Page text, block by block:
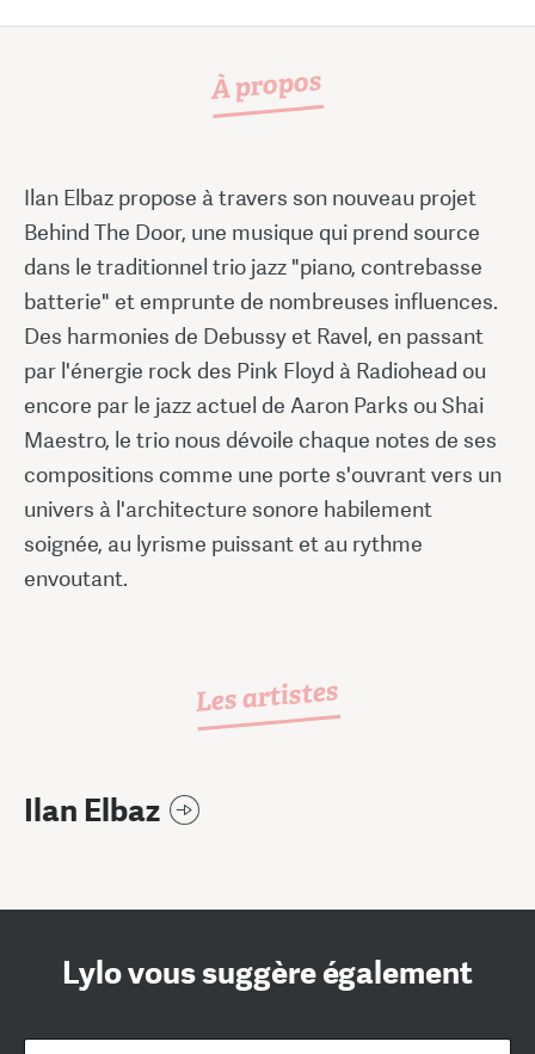
À propos
Ilan Elbaz propose à travers son nouveau projet
Behind The Door, une musique qui prend source
dans le traditionnel trio jazz "piano, contrebasse
batterie" et emprunte de nombreuses influences.
Des harmonies de Debussy et Ravel, en passant
par l'énergie rock des Pink Floyd à Radiohead ou
encore par le jazz actuel de Aaron Parks ou Shai
Maestro, le trio nous dévoile chaque notes de ses
compositions comme une porte s'ouvrant vers un
univers à l'architecture sonore habilement
soignée, au lyrisme puissant et au rythme
envoutant.
Les artistes
Ilan Elbaz
Lylo vous suggère également